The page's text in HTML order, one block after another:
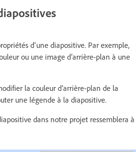
d’une diapositive. Par exemple,
ou une image d’arrière-plan à une
la couleur d’arrière-plan de la
une légende à la diapositive.
dans notre projet ressemblera à